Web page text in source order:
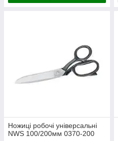
Ножиці робочі універсальні
NWS 100/200мм 0370-200